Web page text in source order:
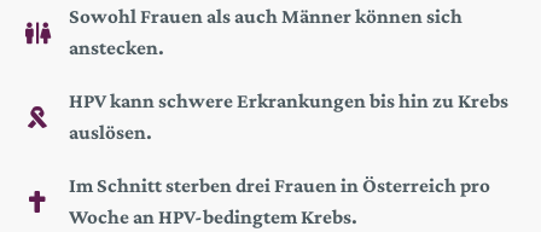
Sowohl Frauen als auch Männer können sich
anstecken.
HPV kann schwere Erkrankungen bis hin zu Krebs
auslösen.
Im Schnitt sterben drei Frauen in Österreich pro
Woche an HPV-bedingtem Krebs.